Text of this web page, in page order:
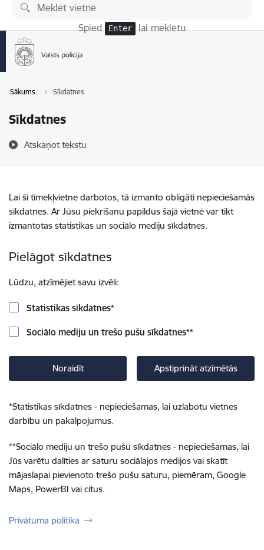
Pāriet uz lapas saturu
Spied Enter lai meklētu
Sākums Sīkdatnes
Sīkdatnes
Atskaņot tekstu
Lai šī tīmekļvietne darbotos, tā izmanto obligāti nepieciešamās
sīkdatnes. Ar Jūsu piekrišanu papildus šajā vietnē var tikt
izmantotas statistikas un sociālo mediju sīkdatnes.
Pielāgot sīkdatnes
Lūdzu, atzīmējiet savu izvēli:
Statistikas sīkdatnes*
Sociālo mediju un trešo pušu sīkdatnes**
Noraidīt Apstiprināt atzīmētās
*Statistikas sīkdatnes - nepieciešamas, lai uzlabotu vietnes
darbību un pakalpojumus.
**Sociālo mediju un trešo pušu sīkdatnes - nepieciešamas, lai
Jūs varētu dalīties ar saturu sociālajos medijos vai skatīt
mājaslapai pievienoto trešo pušu saturu, piemēram, Google
Maps, PowerBI vai citus.
Privātuma politika